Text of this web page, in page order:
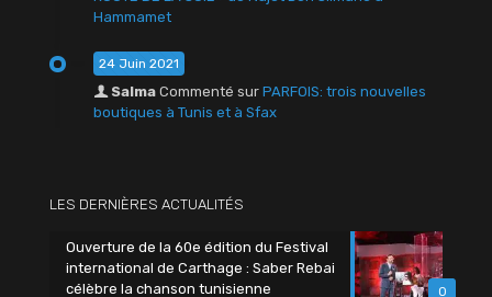
Hammamet
24 Juin 2021
Salma Commenté sur PARFOIS: trois nouvelles
boutiques à Tunis et à Sfax
LES DERNIÈRES ACTUALITÉS
0
Ouverture de la 60e édition du Festival
international de Carthage : Saber Rebai
célèbre la chanson tunisienne